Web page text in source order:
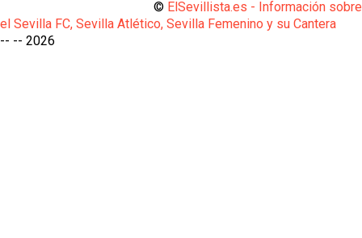
© ElSevillista.es - Información sobre
el Sevilla FC, Sevilla Atlético, Sevilla Femenino y su Cantera
-- -- 2026